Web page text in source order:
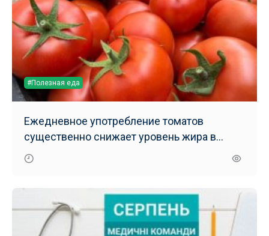
#Полезная еда
Ежедневное употребление томатов
существенно снижает уровень жира в
печени – результаты нового исследования